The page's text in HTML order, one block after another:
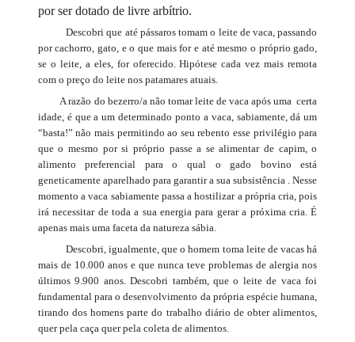
por ser dotado de livre arbítrio.
Descobri que até pássaros tomam o leite de vaca, passando
por cachorro, gato, e o que mais for e até mesmo o próprio gado,
se o leite, a eles, for oferecido. Hipótese cada vez mais remota
com o preço do leite nos patamares atuais.
A razão do bezerro/a não tomar leite de vaca após uma certa
idade, é que a um determinado ponto a vaca, sabiamente, dá um
“basta!” não mais permitindo ao seu rebento esse privilégio para
que o mesmo por si próprio passe a se alimentar de capim, o
alimento preferencial para o qual o gado bovino está
geneticamente aparelhado para garantir a sua subsistência . Nesse
momento a vaca sabiamente passa a hostilizar a própria cria, pois
irá necessitar de toda a sua energia para gerar a próxima cria. É
apenas mais uma faceta da natureza sábia.
Descobri, igualmente, que o homem toma leite de vacas há
mais de 10.000 anos e que nunca teve problemas de alergia nos
últimos 9.900 anos. Descobri também, que o leite de vaca foi
fundamental para o desenvolvimento da própria espécie humana,
tirando dos homens parte do trabalho diário de obter alimentos,
quer pela caça quer pela coleta de alimentos.